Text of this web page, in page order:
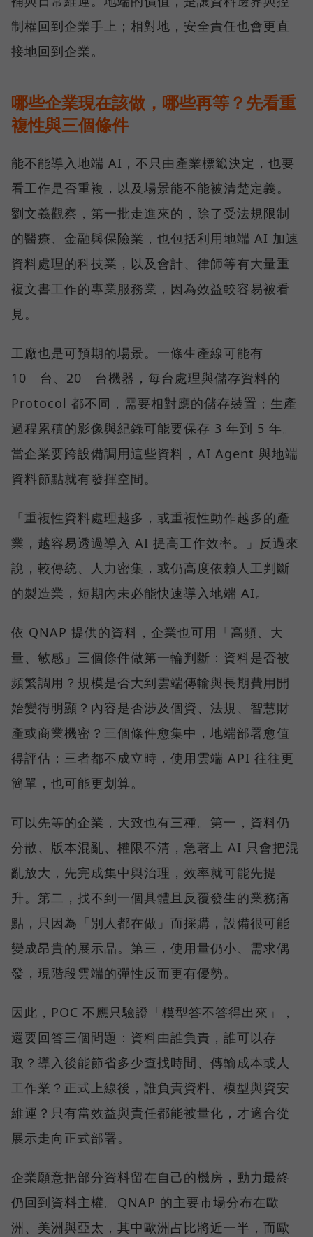
制權回到企業手上；相對地，安全責任也會更直
接地回到企業。
哪些企業現在該做，哪些再等？先看重
複性與三個條件
能不能導入地端 AI，不只由產業標籤決定，也要
看工作是否重複，以及場景能不能被清楚定義。
劉文義觀察，第一批走進來的，除了受法規限制
的醫療、金融與保險業，也包括利用地端 AI 加速
資料處理的科技業，以及會計、律師等有大量重
複文書工作的專業服務業，因為效益較容易被看
見。
工廠也是可預期的場景。一條生產線可能有
10 台、20 台機器，每台處理與儲存資料的
Protocol 都不同，需要相對應的儲存裝置；生產
過程累積的影像與紀錄可能要保存 3 年到 5 年。
當企業要跨設備調用這些資料，AI Agent 與地端
資料節點就有發揮空間。
「重複性資料處理越多，或重複性動作越多的產
業，越容易透過導入 AI 提高工作效率。」反過來
說，較傳統、人力密集，或仍高度依賴人工判斷
的製造業，短期內未必能快速導入地端 AI。
依 QNAP 提供的資料，企業也可用「高頻、大
量、敏感」三個條件做第一輪判斷：資料是否被
頻繁調用？規模是否大到雲端傳輸與長期費用開
始變得明顯？內容是否涉及個資、法規、智慧財
產或商業機密？三個條件愈集中，地端部署愈值
得評估；三者都不成立時，使用雲端 API 往往更
簡單，也可能更划算。
可以先等的企業，大致也有三種。第一，資料仍
分散、版本混亂、權限不清，急著上 AI 只會把混
亂放大，先完成集中與治理，效率就可能先提
升。第二，找不到一個具體且反覆發生的業務痛
點，只因為「別人都在做」而採購，設備很可能
變成昂貴的展示品。第三，使用量仍小、需求偶
發，現階段雲端的彈性反而更有優勢。
因此，POC 不應只驗證「模型答不答得出來」，
還要回答三個問題：資料由誰負責，誰可以存
取？導入後能節省多少查找時間、傳輸成本或人
工作業？正式上線後，誰負責資料、模型與資安
維運？只有當效益與責任都能被量化，才適合從
展示走向正式部署。
企業願意把部分資料留在自己的機房，動力最終
仍回到資料主權。QNAP 的主要市場分布在歐
洲、美洲與亞太，其中歐洲占比將近一半，而歐